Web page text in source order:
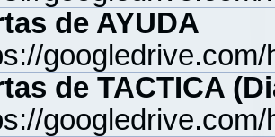
de AYUDA
de TACTICA